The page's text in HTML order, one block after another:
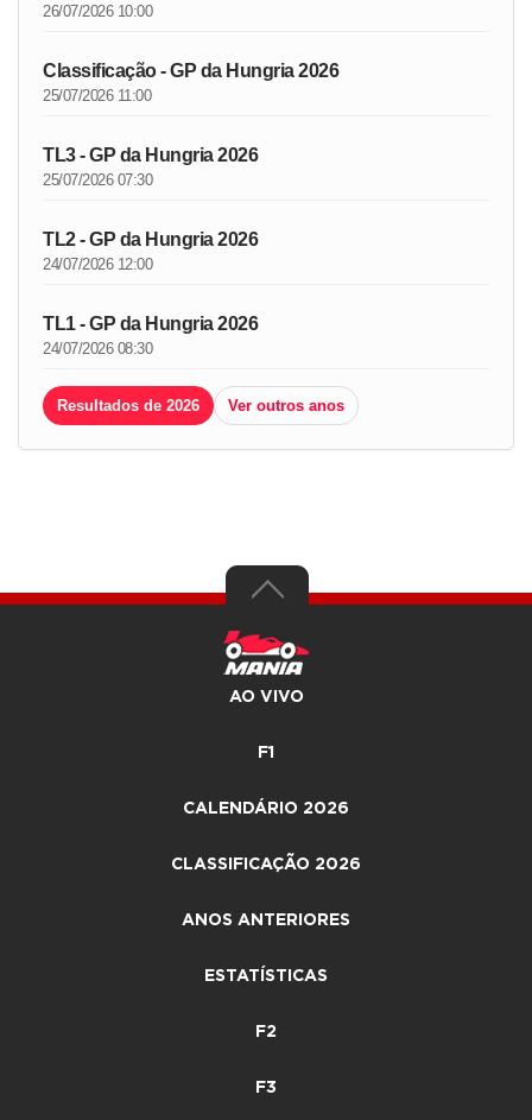
26/07/2026 10:00
Classificação - GP da Hungria 2026
25/07/2026 11:00
TL3 - GP da Hungria 2026
25/07/2026 07:30
TL2 - GP da Hungria 2026
24/07/2026 12:00
TL1 - GP da Hungria 2026
24/07/2026 08:30
Resultados de 2026 Ver outros anos
AO VIVO
F1
CALENDÁRIO 2026
CLASSIFICAÇÃO 2026
ANOS ANTERIORES
ESTATÍSTICAS
F2
F3